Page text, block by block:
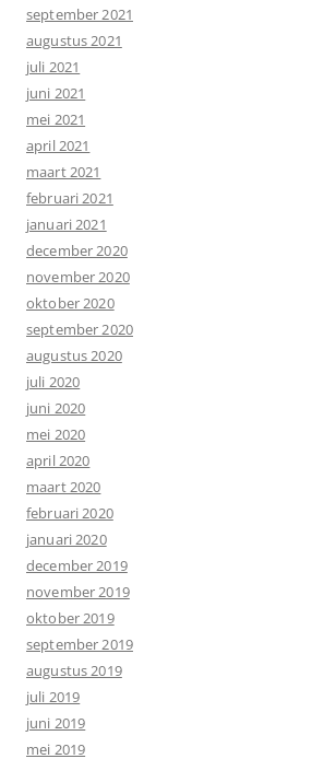
september 2021
augustus 2021
juli 2021
juni 2021
mei 2021
april 2021
maart 2021
februari 2021
januari 2021
december 2020
november 2020
oktober 2020
september 2020
augustus 2020
juli 2020
juni 2020
mei 2020
april 2020
maart 2020
februari 2020
januari 2020
december 2019
november 2019
oktober 2019
september 2019
augustus 2019
juli 2019
juni 2019
mei 2019